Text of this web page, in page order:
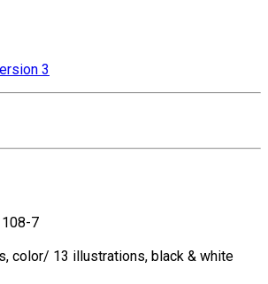
3
7
color/ 13 illustrations, black & white